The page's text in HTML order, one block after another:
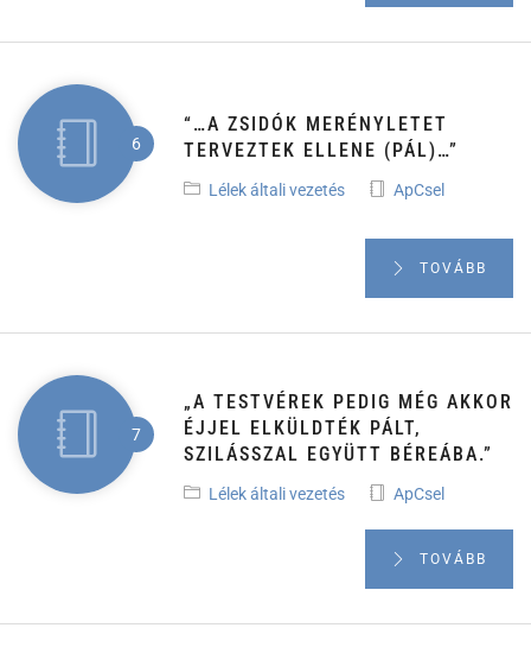
“…A ZSIDÓK MERÉNYLETET
TERVEZTEK ELLENE (PÁL)…”
Lélek általi vezetés ApCsel
TOVÁBB
„A TESTVÉREK PEDIG MÉG AKKOR
ÉJJEL ELKÜLDTÉK PÁLT,
SZILÁSSZAL EGYÜTT BÉREÁBA.”
Lélek általi vezetés ApCsel
TOVÁBB